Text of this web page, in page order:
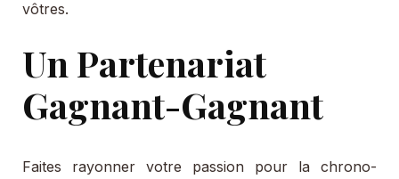
vôtres.
Un Partenariat
Gagnant-Gagnant
Faites rayonner votre passion pour la chrono-